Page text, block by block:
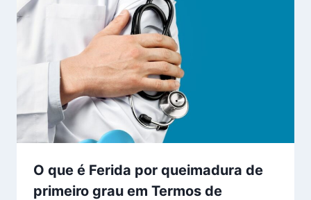
O que é Ferida por queimadura de
primeiro grau em Termos de